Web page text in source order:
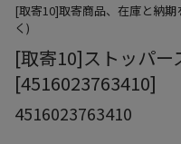
[取寄10]取寄商品、在庫と納
く)
[取寄10]ストッパー
[4516023763410]
4516023763410